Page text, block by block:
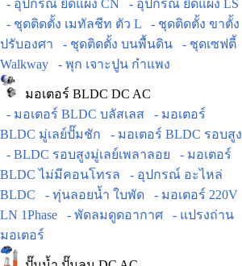
- อุปกรณ์ ยึดแผง CN
- อุปกรณ์ ยึดแผง LS
- ชุดติดตั้ง เมทัลชีท ตัว L
- ชุดติดตั้ง ขาตั้ง
ปรับองศา
- ชุดติดตั้ง บนพื้นดิน
- ชุดเซฟตี้
Walkway
- พุก เจาะปูน กำแพง
มอเตอร์ BLDC DC AC
- มอเตอร์ BLDC บลัสเลส
- มอเตอร์
BLDC มู่เลย์ปั๊มชัก
- มอเตอร์ BLDC รอบสูง
- BLDC รอบสูงมู่เลย์เพลาลอย
- มอเตอร์
BLDC ไม่มีคอนโทรล
- อุปกรณ์ อะไหล่
BLDC
- ทุ่นลอยน้ำ ใบพัด
- มอเตอร์ 220V
LN 1Phase
- พัดลมดูดอากาศ
- แปรงถ่าน
มอเตอร์